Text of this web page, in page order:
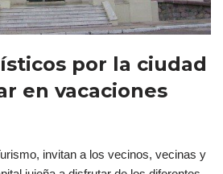
por la ciudad
en vacaciones
invitan a los vecinos, vecinas y